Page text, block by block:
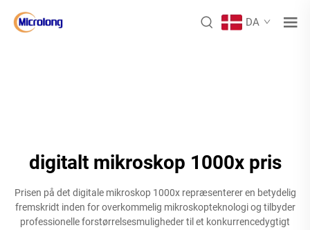
DA
digitalt mikroskop 1000x pris
Prisen på det digitale mikroskop 1000x repræsenterer en betydelig
fremskridt inden for overkommelig mikroskopteknologi og tilbyder
professionelle forstørrelsesmuligheder til et konkurrencedygtigt